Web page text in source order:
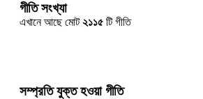
গীতি সংখ্যা
এখানে আছে মোট২১১৫ টি গীতি
সম্প্রতি যুক্ত হওয়া গীতি